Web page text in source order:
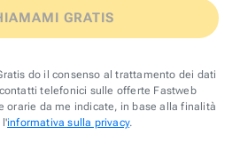
GRATIS
do il consenso al trattamento dei dati
telefonici sulle offerte Fastweb
orarie da me indicate, in base alla finalità
l'informativa sulla privacy.